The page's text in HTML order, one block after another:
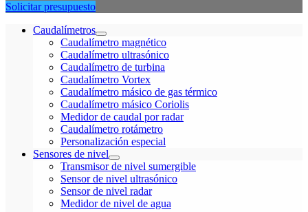
Solicitar presupuesto
Caudalímetros
Caudalímetro magnético
Caudalímetro ultrasónico
Caudalímetro de turbina
Caudalímetro Vortex
Caudalímetro másico de gas térmico
Caudalímetro másico Coriolis
Medidor de caudal por radar
Caudalímetro rotámetro
Personalización especial
Sensores de nivel
Transmisor de nivel sumergible
Sensor de nivel ultrasónico
Sensor de nivel radar
Medidor de nivel de agua